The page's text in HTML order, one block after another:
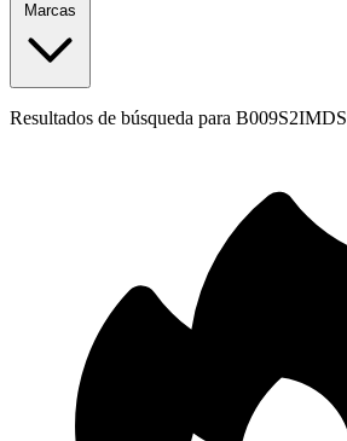
Marcas
Resultados de búsqueda para B009S2IMDS